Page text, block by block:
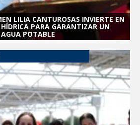
LILIA CANTUROSAS INVIERTE EN
PARA GARANTIZAR UN
AGUA POTABLE